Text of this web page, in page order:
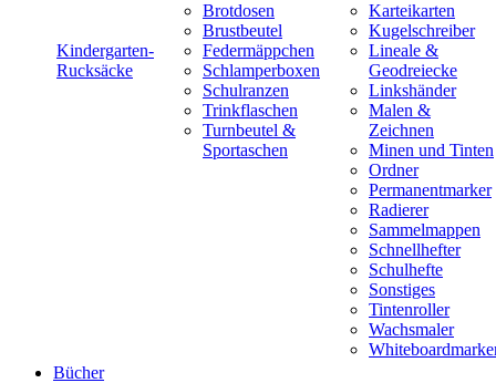
Kindergarten-
Rucksäcke
Brotdosen
Brustbeutel
Federmäppchen
Schlamperboxen
Schulranzen
Trinkflaschen
Turnbeutel &
Sportaschen
Karteikarten
Kugelschreiber
Lineale &
Geodreiecke
Linkshänder
Malen &
Zeichnen
Minen und Tinten
Ordner
Permanentmarker
Radierer
Sammelmappen
Schnellhefter
Schulhefte
Sonstiges
Tintenroller
Wachsmaler
Bücher